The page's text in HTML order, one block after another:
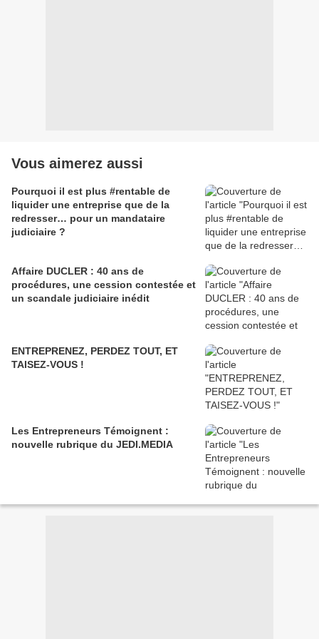
Vous aimerez aussi
Pourquoi il est plus #rentable de
liquider une entreprise que de la
redresser… pour un mandataire
judiciaire ?
Affaire DUCLER : 40 ans de
procédures, une cession contestée et
un scandale judiciaire inédit
ENTREPRENEZ, PERDEZ TOUT, ET
TAISEZ-VOUS !
Les Entrepreneurs Témoignent :
nouvelle rubrique du JEDI.MEDIA